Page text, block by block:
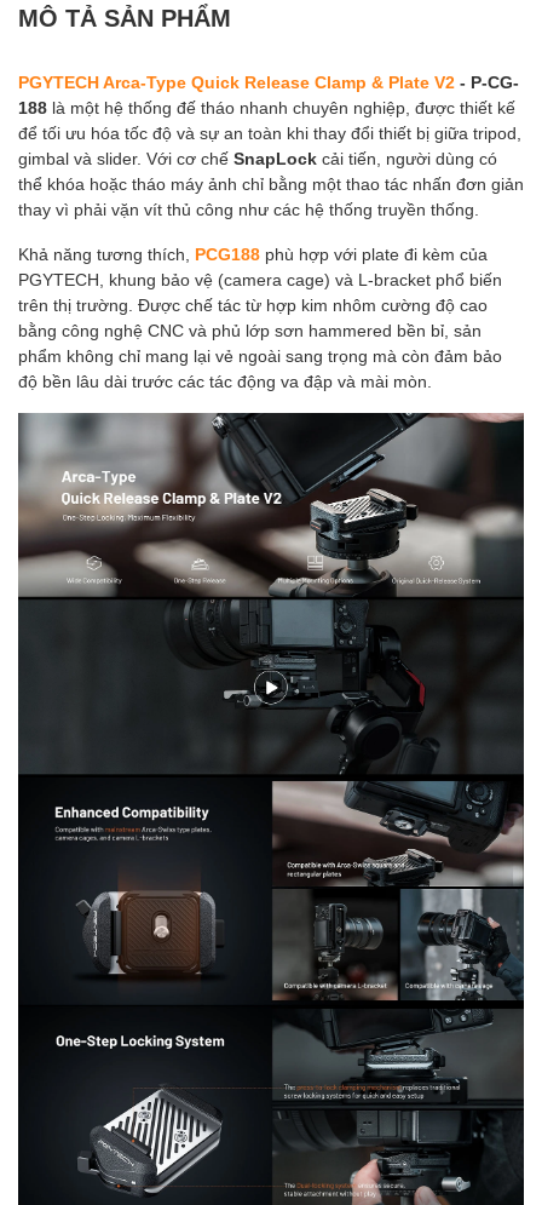
MÔ TẢ SẢN PHẨM
PGYTECH Arca-Type Quick Release Clamp & Plate V2 - P-CG-
188 là một hệ thống đế tháo nhanh chuyên nghiệp, được thiết kế
để tối ưu hóa tốc độ và sự an toàn khi thay đổi thiết bị giữa tripod,
gimbal và slider. Với cơ chế SnapLock cải tiến, người dùng có
thể khóa hoặc tháo máy ảnh chỉ bằng một thao tác nhấn đơn giản
thay vì phải vặn vít thủ công như các hệ thống truyền thống.
Khả năng tương thích, PCG188 phù hợp với plate đi kèm của
PGYTECH, khung bảo vệ (camera cage) và L-bracket phổ biến
trên thị trường. Được chế tác từ hợp kim nhôm cường độ cao
bằng công nghệ CNC và phủ lớp sơn hammered bền bỉ, sản
phẩm không chỉ mang lại vẻ ngoài sang trọng mà còn đảm bảo
độ bền lâu dài trước các tác động va đập và mài mòn.